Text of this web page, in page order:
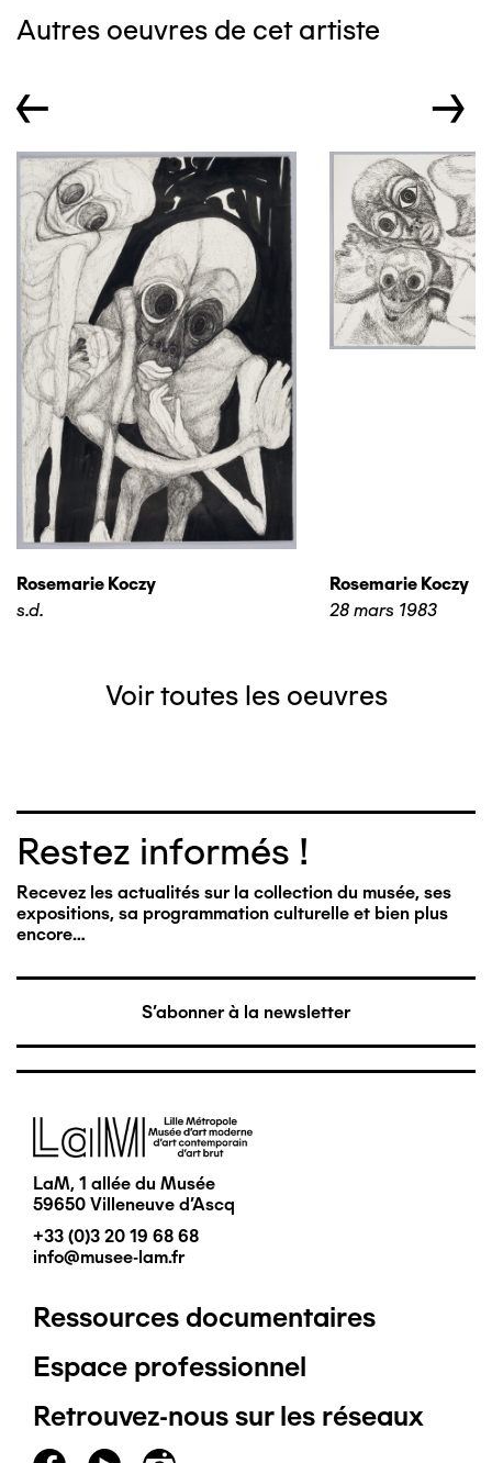
Autres oeuvres de cet artiste
← →
Rosemarie Koczy
s.d.
Rosemarie Koczy
28 mars 1983
Voir toutes les oeuvres
Restez informés !
Recevez les actualités sur la collection du musée, ses
expositions, sa programmation culturelle et bien plus
encore…
S'abonner à la newsletter
Image
LaM, 1 allée du Musée
59650 Villeneuve d'Ascq
+33 (0)3 20 19 68 68
info@musee-lam.fr
Pied
de
page
Ressources documentaires
Espace professionnel
Retrouvez-nous sur les réseaux